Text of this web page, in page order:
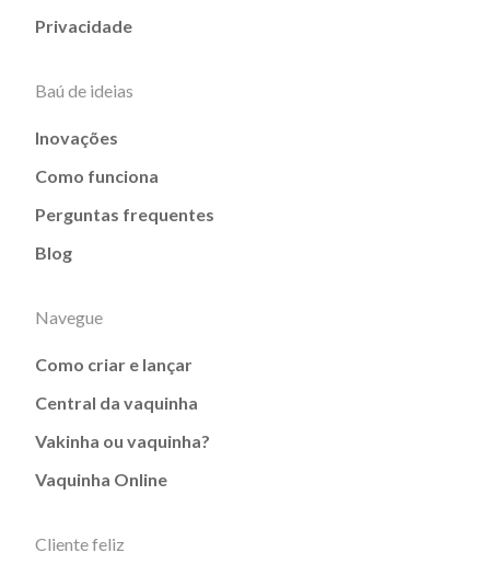
Privacidade
Baú de ideias
Inovações
Como funciona
Perguntas frequentes
Blog
Navegue
Como criar e lançar
Central da vaquinha
Vakinha ou vaquinha?
Vaquinha Online
Cliente feliz